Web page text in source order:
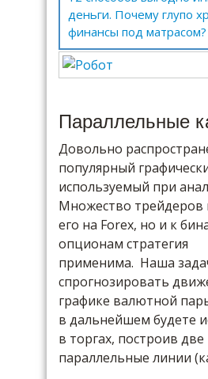
деньги. Почему глупо
финансы под матрасом?
Параллельные
Довольно
популярный
используемый при
Множество трейдеров
его на Forex, но и к
опционам стратегия
применима. Наша
спрогнозировать
графике валютной
в дальнейшем будете
в торгах, построив две
параллельные линии